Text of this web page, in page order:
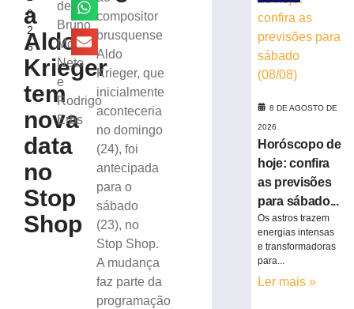
0
2
6
a
Aldo
Krieger
tem
nova
data
no
Stop
Shop
de
Bruno
Moritz
Neto
e
Rodrigo
Erbs
compositor
brusquense
Aldo
Krieger, que
inicialmente
aconteceria
no domingo
(24), foi
antecipada
para o
sábado
(23), no
Stop Shop.
A mudança
faz parte da
programação
com
edição
Rodeio
Nacional
mais
8 DE AGOSTO DE
2026
Horóscopo de
hoje: confira
as previsões
para sábado...
Os astros trazem
energias intensas
e transformadoras
para...
Ler mais »